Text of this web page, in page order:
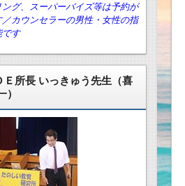
ング、スーパーバイズ等は予約が
／カウンセラーの男性・女性の指
です
Ｅ所長 いっきゅう先生（喜
）